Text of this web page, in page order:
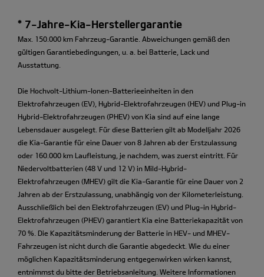
* 7-Jahre-Kia-Herstellergarantie
Max. 150.000 km Fahrzeug-Garantie. Abweichungen gemäß den
gültigen Garantiebedingungen, u. a. bei Batterie, Lack und
Ausstattung.
Die Hochvolt-Lithium-Ionen-Batterieeinheiten in den
Elektrofahrzeugen (EV), Hybrid-Elektrofahrzeugen (HEV) und Plug-in
Hybrid-Elektrofahrzeugen (PHEV) von Kia sind auf eine lange
Lebensdauer ausgelegt. Für diese Batterien gilt ab Modelljahr 2026
die Kia-Garantie für eine Dauer von 8 Jahren ab der Erstzulassung
oder 160.000 km Laufleistung, je nachdem, was zuerst eintritt. Für
Niedervoltbatterien (48 V und 12 V) in Mild-Hybrid-
Elektrofahrzeugen (MHEV) gilt die Kia-Garantie für eine Dauer von 2
Jahren ab der Erstzulassung, unabhängig von der Kilometerleistung.
Ausschließlich bei den Elektrofahrzeugen (EV) und Plug-in Hybrid-
Elektrofahrzeugen (PHEV) garantiert Kia eine Batteriekapazität von
70 %. Die Kapazitätsminderung der Batterie in HEV- und MHEV-
Fahrzeugen ist nicht durch die Garantie abgedeckt. Wie du einer
möglichen Kapazitätsminderung entgegenwirken wirken kannst,
entnimmst du bitte der Betriebsanleitung. Weitere Informationen